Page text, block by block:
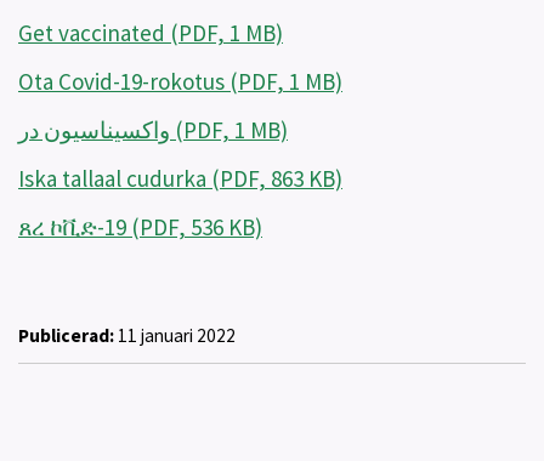
Get vaccinated (PDF, 1 MB)
Ota Covid-19-rokotus (PDF, 1 MB)
واکسیناسیون در (PDF, 1 MB)
Iska tallaal cudurka (PDF, 863 KB)
ጸረ ኮቪድ-19 (PDF, 536 KB)
Publicerad: 11 januari 2022